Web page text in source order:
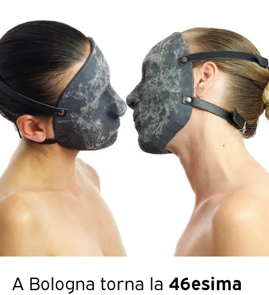
A Bologna torna la 46esima